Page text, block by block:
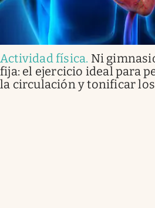
Actividad física. Ni
fija: el ejercicio ideal para
la circulación y tonificar